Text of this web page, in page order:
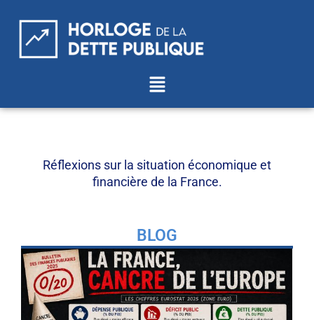
contenu
Menu
Réflexions sur la situation économique et
financière de la France.
BLOG